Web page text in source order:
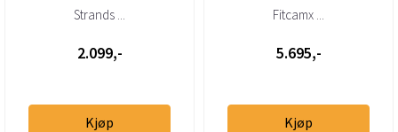
2 utganger (12–24V)
Strands ...
2.099,-
Kjøp
dashcam foran + bak –
Fitcamx ...
5.695,-
Kjøp